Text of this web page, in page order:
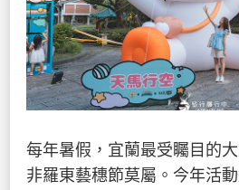
每年暑假，宜蘭最受矚目的
非羅東藝穗節莫屬。今年活